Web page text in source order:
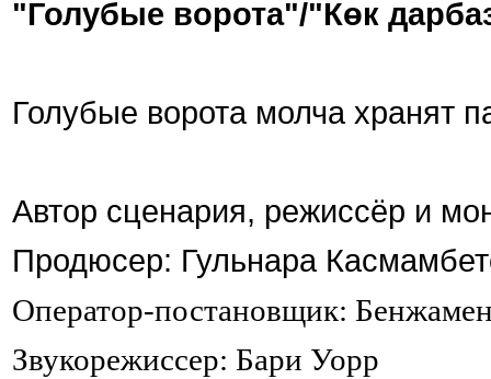
"Голубые ворота"/"Көк
Голубые ворота молча хранят
Автор сценария, режиссёр и
Продюсер: Гульнара
Оператор-постановщик:
Звукорежиссер: Бари Уорр